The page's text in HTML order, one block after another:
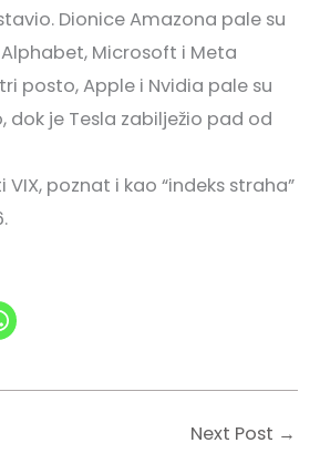
Dionice Amazona pale su
Microsoft i Meta
posto, Apple i Nvidia pale su
dok je Tesla zabilježio pad od
poznat i kao “indeks straha”
Next Post →